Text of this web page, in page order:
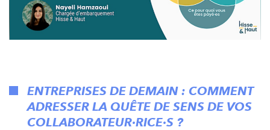
ENTREPRISES DE DEMAIN : COMMENT
ADRESSER LA QUÊTE DE SENS DE VOS
COLLABORATEUR·RICE·S ?